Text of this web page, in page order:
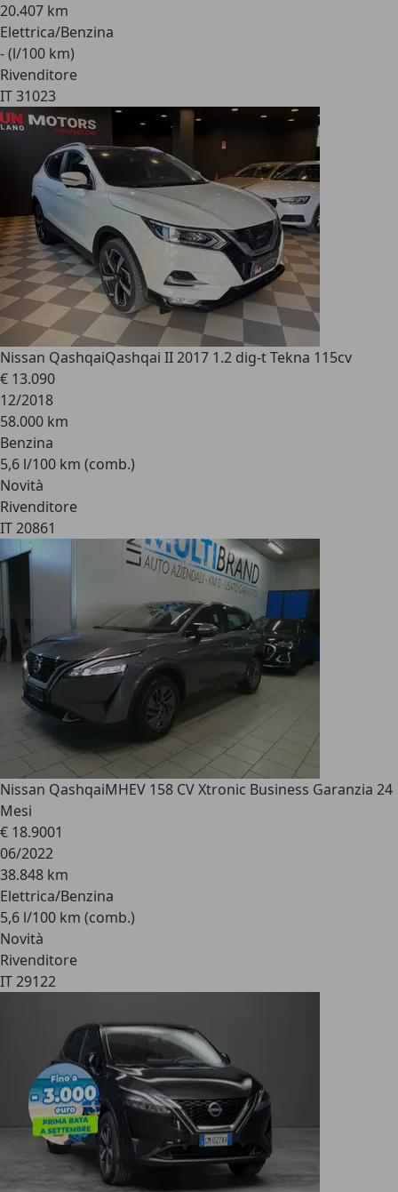
20.407 km
Elettrica/Benzina
- (l/100 km)
Rivenditore
IT 31023
Nissan QashqaiQashqai II 2017 1.2 dig-t Tekna 115cv
€ 13.090
12/2018
58.000 km
Benzina
5,6 l/100 km (comb.)
Novità
Rivenditore
IT 20861
Nissan QashqaiMHEV 158 CV Xtronic Business Garanzia 24
Mesi
€ 18.9001
06/2022
38.848 km
Elettrica/Benzina
5,6 l/100 km (comb.)
Novità
Rivenditore
IT 29122